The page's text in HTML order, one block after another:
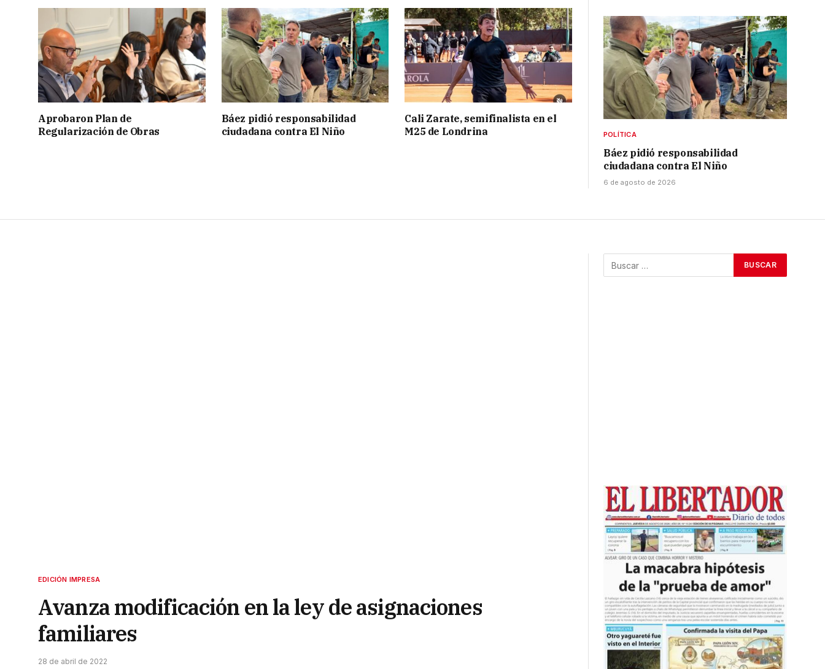
Aprobaron Plan de
Regularización de Obras
Báez pidió responsabilidad
ciudadana contra El Niño
Cali Zarate, semifinalista en el
M25 de Londrina
POLÍTICA
Báez pidió responsabilidad
ciudadana contra El Niño
6 de agosto de 2026
EDICIÓN IMPRESA
Avanza modificación en la ley de asignaciones
familiares
28 de abril de 2022